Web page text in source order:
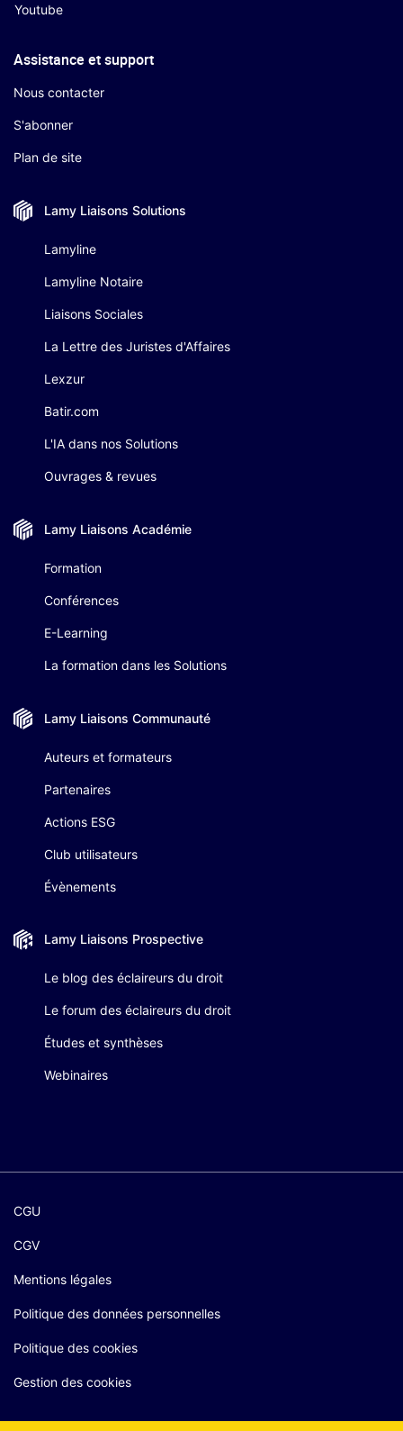
Youtube
Assistance et support
Nous contacter
S'abonner
Plan de site
Lamy Liaisons Solutions
Lamyline
Lamyline Notaire
Liaisons Sociales
La Lettre des Juristes d'Affaires
Lexzur
Batir.com
L'IA dans nos Solutions
Ouvrages & revues
Lamy Liaisons Académie
Formation
Conférences
E-Learning
La formation dans les Solutions
Lamy Liaisons Communauté
Auteurs et formateurs
Partenaires
Actions ESG
Club utilisateurs
Évènements
Lamy Liaisons Prospective
Le blog des éclaireurs du droit
Le forum des éclaireurs du droit
Études et synthèses
Webinaires
CGU
CGV
Mentions légales
Politique des données personnelles
Politique des cookies
Gestion des cookies